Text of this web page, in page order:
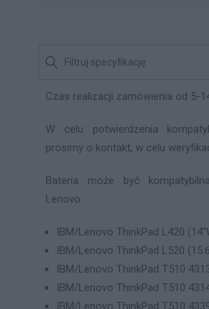
Czas realizacji zamówienia od 5-
W celu potwierdzenia
prosimy o kontakt, w celu
Bateria może być
Lenovo:
IBM/Lenovo ThinkPad L420
IBM/Lenovo ThinkPad L520
IBM/Lenovo ThinkPad T510
IBM/Lenovo ThinkPad T510
IBM/Lenovo ThinkPad T510